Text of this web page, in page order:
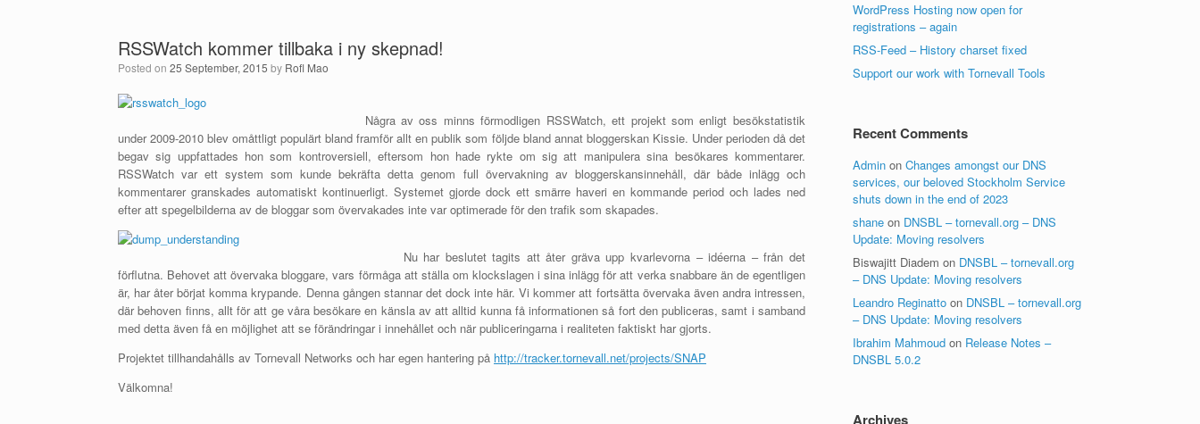
RSSWatch kommer tillbaka i ny skepnad!
Posted on 25 September, 2015 by Rofl Mao
Några av oss minns förmodligen RSSWatch, ett projekt som enligt besökstatistik
under 2009-2010 blev omåttligt populärt bland framför allt en publik som följde bland annat bloggerskan Kissie. Under perioden då det
begav sig uppfattades hon som kontroversiell, eftersom hon hade rykte om sig att manipulera sina besökares kommentarer.
RSSWatch var ett system som kunde bekräfta detta genom full övervakning av bloggerskansinnehåll, där både inlägg och
kommentarer granskades automatiskt kontinuerligt. Systemet gjorde dock ett smärre haveri en kommande period och lades ned
efter att spegelbilderna av de bloggar som övervakades inte var optimerade för den trafik som skapades.
Nu har beslutet tagits att åter gräva upp kvarlevorna – idéerna – från det
förflutna. Behovet att övervaka bloggare, vars förmåga att ställa om klockslagen i sina inlägg för att verka snabbare än de egentligen
är, har åter börjat komma krypande. Denna gången stannar det dock inte här. Vi kommer att fortsätta övervaka även andra intressen,
där behoven finns, allt för att ge våra besökare en känsla av att alltid kunna få informationen så fort den publiceras, samt i samband
med detta även få en möjlighet att se förändringar i innehållet och när publiceringarna i realiteten faktiskt har gjorts.
Projektet tillhandahålls av Tornevall Networks och har egen hantering på http://tracker.tornevall.net/projects/SNAP
Välkomna!
WordPress Hosting now open for
registrations – again
RSS-Feed – History charset fixed
Support our work with Tornevall Tools
Recent Comments
Admin onChanges amongst our DNS
services, our beloved Stockholm Service
shuts down in the end of 2023
shane on DNSBL – tornevall.org – DNS
Update: Moving resolvers
Biswajitt Diadem on DNSBL – tornevall.org
– DNS Update: Moving resolvers
Leandro Reginatto on DNSBL – tornevall.org
– DNS Update: Moving resolvers
Ibrahim Mahmoud on Release Notes –
DNSBL 5.0.2
Archives